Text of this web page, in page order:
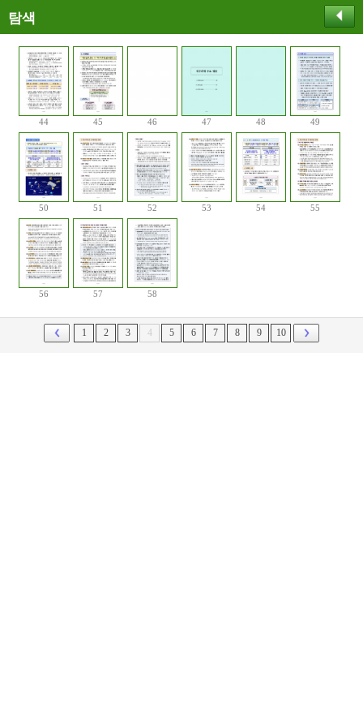
탐색
44 45 46 47 48 49
50 51 52 53 54 55
56 57 58
1 2 3 4 5 6 7 8 9 10